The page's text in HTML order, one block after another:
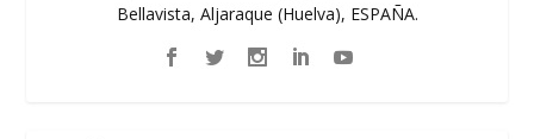
Bellavista, Aljaraque (Huelva), ESPAÑA.